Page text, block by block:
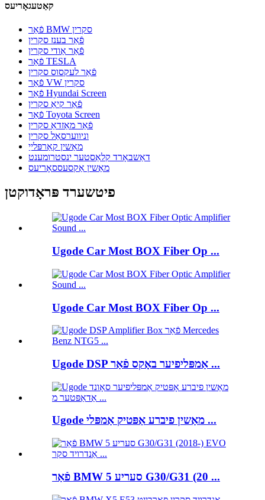
קאַטעגאָריעס
פֿאַר BMW סקרין
פֿאַר בענז סקרין
פֿאַר אַודי סקרין
פֿאַר TESLA
פֿאַר לעקסוס סקרין
פֿאַר VW סקרין
פֿאַר Hyundai Screen
פֿאַר קיאַ סקרין
פֿאַר Toyota Screen
פֿאַר מאַזדאַ סקרין
וניווערסאַל סקרין
מאַשין קאַרפּלייַ
דאַשבאָרד קלאַסטער ינסטרומענט
מאַשין אַקסעססאָריעס
פיטשערד פּראָדוקטן
Ugode Car Most BOX Fiber Op ...
Ugode Car Most BOX Fiber Op ...
Ugode DSP אַמפּליפיער באָקס פֿאַר ...
Ugode מאַשין פיברע אַפּטיק אַמפּלי ...
פֿאַר BMW 5 סעריע G30/G31 (20 ...